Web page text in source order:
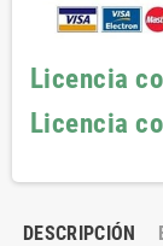
Licencia
Licencia
DESCRIPCIÓN